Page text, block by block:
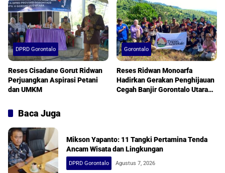
DPRD Gorontalo
Reses Cisadane Gorut Ridwan
Perjuangkan Aspirasi Petani
dan UMKM
Gorontalo
Reses Ridwan Monoarfa
Hadirkan Gerakan Penghijauan
Cegah Banjir Gorontalo Utara
Baca Juga
Mikson Yapanto: 11 Tangki Pertamina Tenda
Ancam Wisata dan Lingkungan
DPRD Gorontalo Agustus 7, 2026